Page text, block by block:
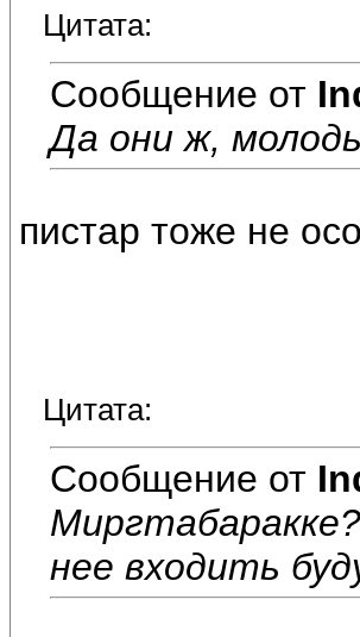
Цитата:
Сообщение от
Да они ж,
пистар тоже не
Цитата:
Сообщение от
нее входить